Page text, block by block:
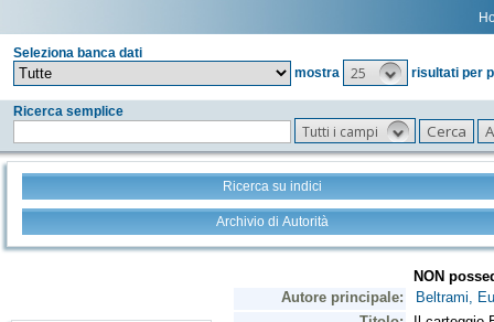
Seleziona banca dati
mostra
25 risultati per
Ricerca semplice
Tutti i campi
Ricerca su indici
Archivio di Autorità